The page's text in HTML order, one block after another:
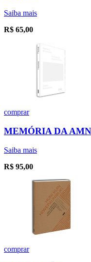
Saiba mais
R$ 65,00
comprar
MEMÓRIA DA
Saiba mais
R$ 95,00
comprar